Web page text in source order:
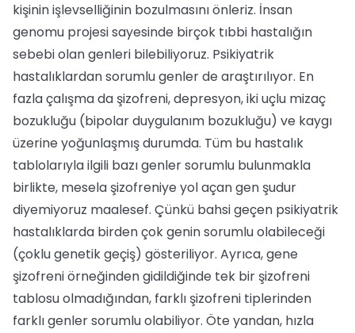
kişinin işlevselliğinin bozulmasını önleriz. İnsan
genomu projesi sayesinde birçok tıbbi hastalığın
sebebi olan genleri bilebiliyoruz. Psikiyatrik
hastalıklardan sorumlu genler de araştırılıyor. En
fazla çalışma da şizofreni, depresyon, iki uçlu mizaç
bozukluğu (bipolar duygulanım bozukluğu) ve kaygı
üzerine yoğunlaşmış durumda. Tüm bu hastalık
tablolarıyla ilgili bazı genler sorumlu bulunmakla
birlikte, mesela şizofreniye yol açan gen şudur
diyemiyoruz maalesef. Çünkü bahsi geçen psikiyatrik
hastalıklarda birden çok genin sorumlu olabileceği
(çoklu genetik geçiş) gösteriliyor. Ayrıca, gene
şizofreni örneğinden gidildiğinde tek bir şizofreni
tablosu olmadığından, farklı şizofreni tiplerinden
farklı genler sorumlu olabiliyor. Öte yandan, hızla